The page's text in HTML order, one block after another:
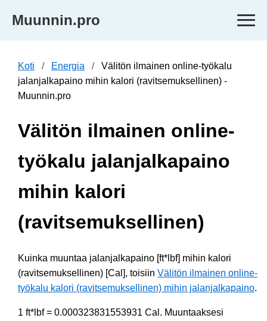
Muunnin.pro
Koti Energia
Välitön ilmainen online-työkalu
jalanjalkapaino mihin kalori (ravitsemuksellinen) -
Muunnin.pro
Välitön ilmainen online-
työkalu jalanjalkapaino
mihin kalori
(ravitsemuksellinen)
Kuinka muuntaa jalanjalkapaino [ft*lbf] mihin kalori
(ravitsemuksellinen) [Cal], toisiin Välitön ilmainen online-
työkalu kalori (ravitsemuksellinen) mihin jalanjalkapaino.
1 ft*lbf = 0.000323831553931 Cal. Muuntaaksesi